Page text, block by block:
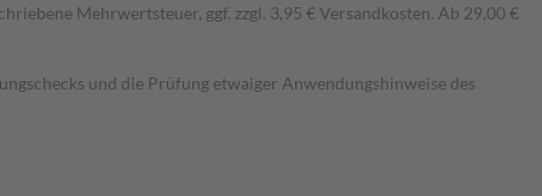
Mehrwertsteuer, ggf. zzgl. 3,95 € Versandkosten. Ab 29,00 €
und die Prüfung etwaiger Anwendungshinweise des